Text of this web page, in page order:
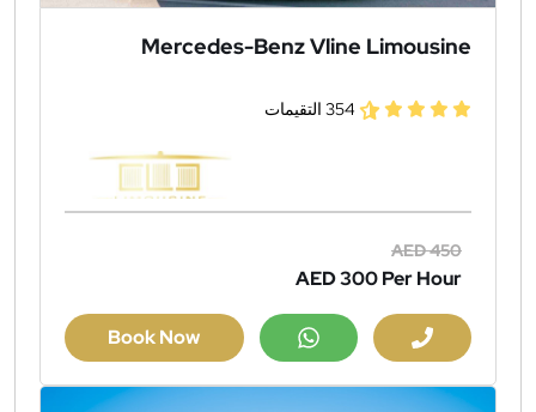
Mercedes-Benz Vline Limousine
354 التقيمات
AED 450
AED 300Per Hour
Book Now